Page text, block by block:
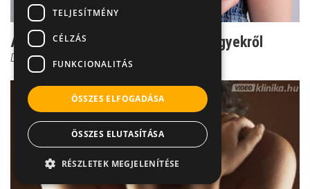
Az 5 leggyakoribb tévhit az anyajegyekről
Dr. Horváth Béla
TELJESÍTMÉNY
CÉLZÁS
FUNKCIONALITÁS
ÖSSZES ELFOGADÁSA
ÖSSZES ELUTASÍTÁSA
RÉSZLETEK MEGJELENÍTÉSE